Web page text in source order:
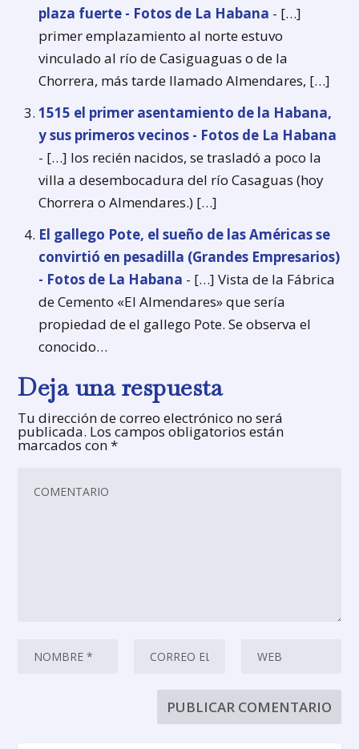
plaza fuerte - Fotos de La Habana - […]
primer emplazamiento al norte estuvo
vinculado al río de Casiguaguas o de la
Chorrera, más tarde llamado Almendares, […]
1515 el primer asentamiento de la Habana,
y sus primeros vecinos - Fotos de La Habana
- […] los recién nacidos, se trasladó a poco la
villa a desembocadura del río Casaguas (hoy
Chorrera o Almendares.) […]
El gallego Pote, el sueño de las Américas se
convirtió en pesadilla (Grandes Empresarios)
- Fotos de La Habana - […] Vista de la Fábrica
de Cemento «El Almendares» que sería
propiedad de el gallego Pote. Se observa el
conocido…
Deja una respuesta
Tu dirección de correo electrónico no será
publicada. Los campos obligatorios están
marcados con*